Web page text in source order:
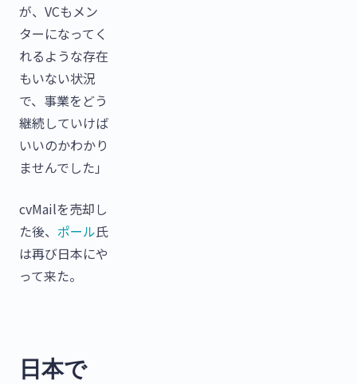
が、VCもメン
ターになってく
れるような存在
もいない状況
で、事業をどう
継続していけば
いいのかわかり
ませんでした」
cvMailを売却し
た後、 ポール氏
は再び日本にや
って来た。
日本で